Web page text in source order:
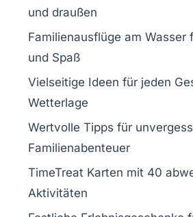
und draußen
Familienausflüge am Wasser
und Spaß
Vielseitige Ideen für jeden
Wetterlage
Wertvolle Tipps für
Familienabenteuer
TimeTreat Karten mit 40
Aktivitäten